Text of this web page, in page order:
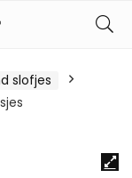
slofjes